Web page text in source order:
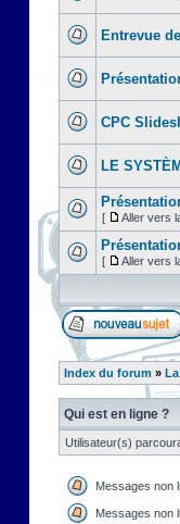
Entrevue
CPC
LE
[ Aller vers
[ Aller vers
Index du forum »
Qui est en ligne ?
Utilisateur(s)
Messages non
Messages non